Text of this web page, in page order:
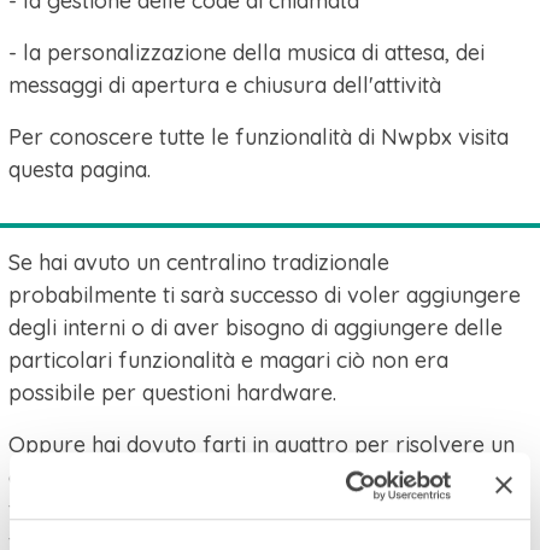
- la personalizzazione della musica di attesa, dei
messaggi di apertura e chiusura dell'attività
Per conoscere tutte le funzionalità di Nwpbx visita
questa pagina.
Se hai avuto un centralino tradizionale
probabilmente ti sarà successo di voler aggiungere
degli interni o di aver bisogno di aggiungere delle
particolari funzionalità e magari ciò non era
possibile per questioni hardware.
Oppure hai dovuto farti in quattro per risolvere un
guasto e il pezzo da sostituire non era più
facilmente reperibile neanche per il tuo tecnico di
fiducia.